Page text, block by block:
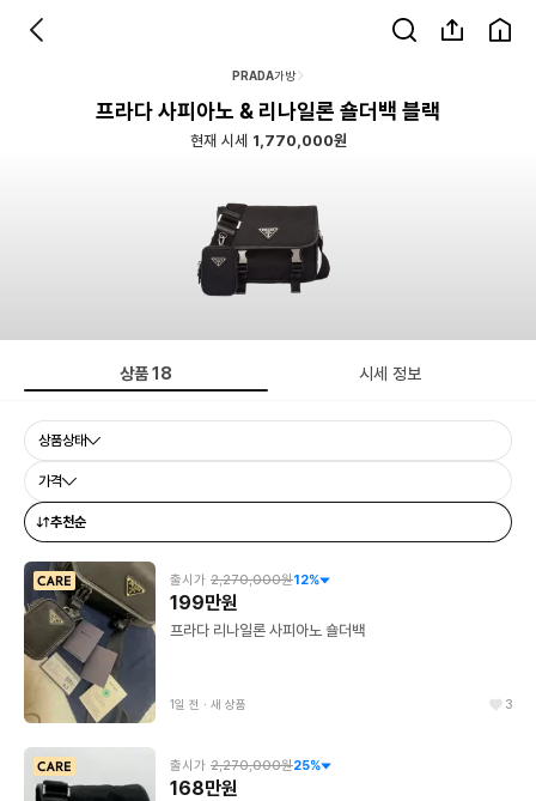
PRADA가방
프라다 사피아노 & 리나일론 숄더백 블랙
현재 시세 1,770,000원
상품18 시세 정보
상품상태
가격
추천순
출시가 2,270,000원12%
199만원
프라다 리나일론 사피아노 숄더백
1일 전 ∙ 새 상품 3
출시가 2,270,000원25%
168만원